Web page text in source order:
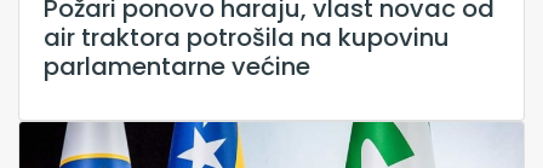
Požari ponovo haraju, vlast novac od
air traktora potrošila na kupovinu
parlamentarne većine